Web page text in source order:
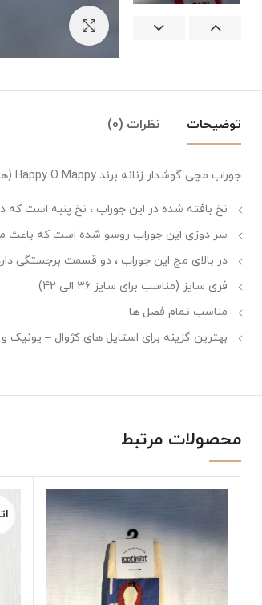
توضیحات نظرات (0)
جوراب مچی گوشدار زنانه برند Happy O Mappy (هپی و مپی) طرح عروسک لوتسو در کارتون داستان اسباب بازی
نخ بافته شده در این جوراب ، نخ پنبه است که
سر دوزی این جوراب روسو شده است که باعث
در بالای مچ این جوراب ، دو قسمت برجستگی
فری سایز (مناسب برای سایز 36 الی 42)
مناسب تمام فصل ها
بهترین گزینه برای استایل های کژوال –
محصولات مرتبط